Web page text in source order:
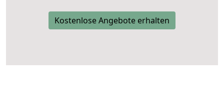
Kostenlose Angebote erhalten